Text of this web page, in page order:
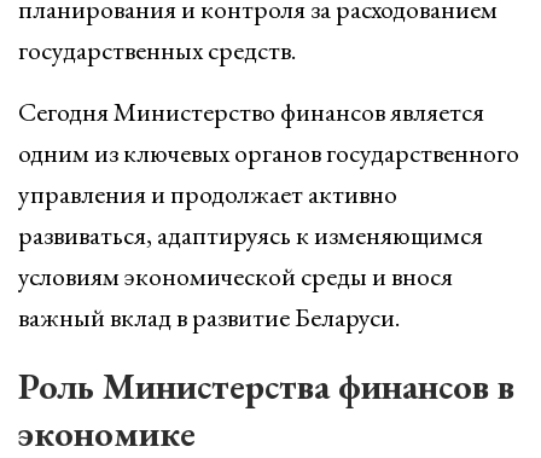
планирования и контроля за расходованием
государственных средств.
Сегодня Министерство финансов является
одним из ключевых органов государственного
управления и продолжает активно
развиваться, адаптируясь к изменяющимся
условиям экономической среды и внося
важный вклад в развитие Беларуси.
Роль Министерства финансов в
экономике